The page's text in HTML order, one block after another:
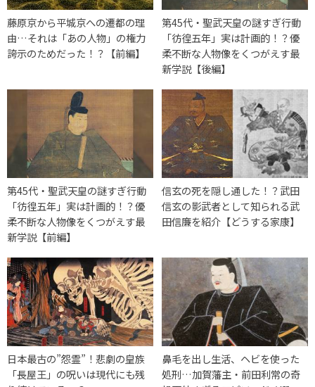
藤原京から平城京への遷都の理
由…それは「あの人物」の権力
誇示のためだった！？【前編】
第45代・聖武天皇の謎すぎ行動
「彷徨五年」実は計画的！？優
柔不断な人物像をくつがえす最
新学説【後編】
第45代・聖武天皇の謎すぎ行動
「彷徨五年」実は計画的！？優
柔不断な人物像をくつがえす最
新学説【前編】
信玄の死を隠し通した！？武田
信玄の影武者として知られる武
田信廉を紹介【どうする家康】
日本最古の”怨霊”！悲劇の皇族
「長屋王」の呪いは現代にも残
鼻毛を出し生活、ヘビを使った
処刑…加賀藩主・前田利常の奇